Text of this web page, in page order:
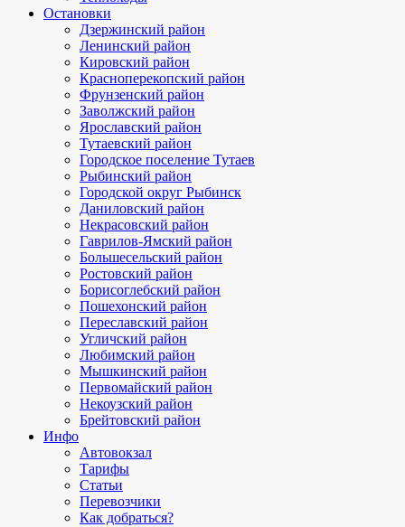
Остановки
Дзержинский район
Ленинский район
Кировский район
Красноперекопский район
Фрунзенский район
Заволжский район
Ярославский район
Тутаевский район
Городское поселение Тутаев
Рыбинский район
Городской округ Рыбинск
Даниловский район
Некрасовский район
Гаврилов-Ямский район
Большесельский район
Ростовский район
Борисоглебский район
Пошехонский район
Переславский район
Угличский район
Любимский район
Мышкинский район
Первомайский район
Некоузский район
Брейтовский район
Инфо
Автовокзал
Тарифы
Статьи
Перевозчики
Как добраться?